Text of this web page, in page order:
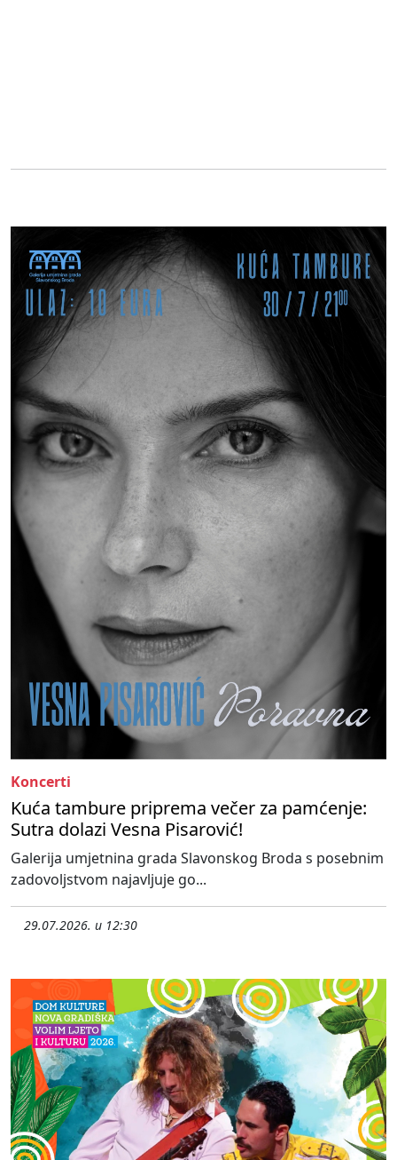
Koncerti
Kuća tambure priprema večer za pamćenje:
Sutra dolazi Vesna Pisarović!
Galerija umjetnina grada Slavonskog Broda s posebnim
zadovoljstvom najavljuje go...
29.07.2026. u 12:30